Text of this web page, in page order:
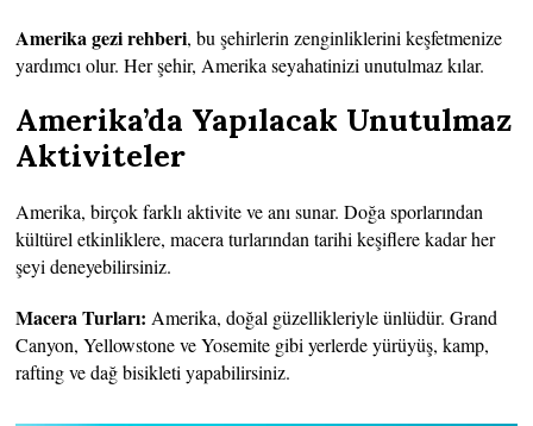
Amerika gezi rehberi, bu şehirlerin zenginliklerini keşfetmenize
yardımcı olur. Her şehir, Amerika seyahatinizi unutulmaz kılar.
Amerika’da Yapılacak Unutulmaz
Aktiviteler
Amerika, birçok farklı aktivite ve anı sunar. Doğa sporlarından
kültürel etkinliklere, macera turlarından tarihi keşiflere kadar her
şeyi deneyebilirsiniz.
Macera Turları: Amerika, doğal güzellikleriyle ünlüdür. Grand
Canyon, Yellowstone ve Yosemite gibi yerlerde yürüyüş, kamp,
rafting ve dağ bisikleti yapabilirsiniz.